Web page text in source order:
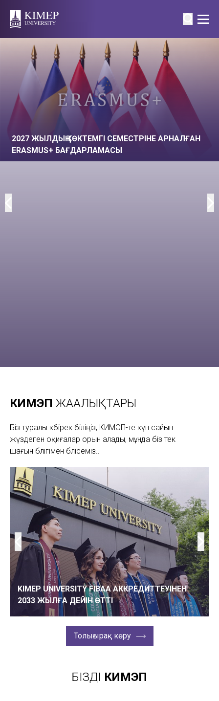
2027 ЖЫЛДЫҢ КӨКТЕМГІ СЕМЕСТРІНЕ АРНАЛҒАН
ERASMUS+ БАҒДАРЛАМАСЫ
КИМЭП ЖАҢАЛЫҚТАРЫ
Біз туралы көбірек біліңіз, КИМЭП-те күн сайын
жүздеген оқиғалар орын алады, мұнда біз тек
шағын бөлігімен бөлісеміз..
KIMEP UNIVERSITY FIBAA АККРЕДИТТЕУІНЕН
2033 ЖЫЛҒА ДЕЙІН ӨТТІ
Толығырақ көру
БІЗДІҢ КИМЭП